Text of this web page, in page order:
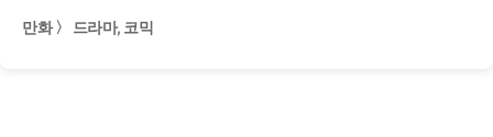
만화 〉 드라마, 코믹